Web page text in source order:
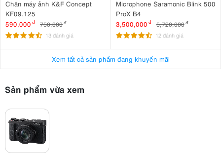
2. Ống kính Leica DC Vario-Summilux 24-
75mm
Chân máy ảnh K&F Concept
KF09.125
590,000 đ 750,000đ
13 đánh giá
Microphone Saramonic Blink 500
ProX B4
3,500,000 đ 5,720,000 đ
12 đánh giá
Xem tất cả sản phẩm đang khuyến mãi
Sản phẩm vừa xem